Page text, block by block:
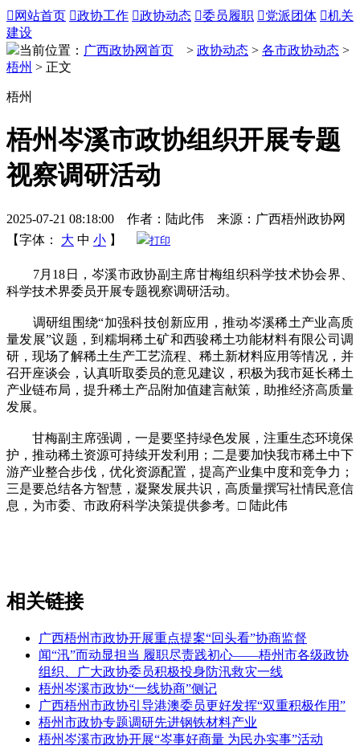
 网站首页 政协工作 政协动态 委员履职 党派团体 机关
建设
当前位置： 广西政协网首页 > 政协动态 > 各市政协动态 >
梧州 > 正文
梧州
梧州岑溪市政协组织开展专题
视察调研活动
2025-07-21 08:18:00 作者：陆此伟 来源：广西梧州政协网
【字体：
大 中 小 】 打印
7月18日，岑溪市政协副主席甘梅组织科学技术协会界、
科学技术界委员开展专题视察调研活动。
调研组围绕“加强科技创新应用，推动岑溪稀土产业高质
量发展”议题，到糯垌稀土矿和西骏稀土功能材料有限公司调
研，现场了解稀土生产工艺流程、稀土新材料应用等情况，并
召开座谈会，认真听取委员的意见建议，积极为我市延长稀土
产业链布局，提升稀土产品附加值建言献策，助推经济高质量
发展。
甘梅副主席强调，一是要坚持绿色发展，注重生态环境保
护，推动稀土资源可持续开发利用；二是要加快我市稀土中下
游产业整合步伐，优化资源配置，提高产业集中度和竞争力；
三是要总结各方智慧，凝聚发展共识，高质量撰写社情民意信
息，为市委、市政府科学决策提供参考。□ 陆此伟
相关链接
广西梧州市政协开展重点提案“回头看”协商监督
闻“汛”而动显担当 履职尽责践初心——梧州市各级政协
组织、广大政协委员积极投身防汛救灾一线
梧州岑溪市政协“一线协商”侧记
广西梧州市政协引导港澳委员更好发挥“双重积极作用”
梧州市政协专题调研先进钢铁材料产业
梧州岑溪市政协开展“岑事好商量 为民办实事”活动